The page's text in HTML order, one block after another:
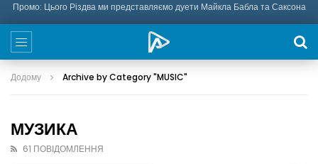
Промо: Цього Різдва ми представляємо дуети Майкла Бабла та Саксона
Додому Archive by Category "MUSIC"
МУЗИКА
61 ПОВІДОМЛЕННЯ